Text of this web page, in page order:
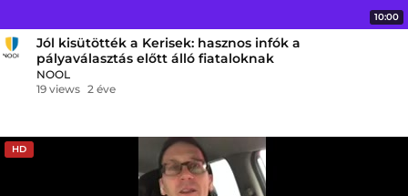
10:00
Jól kisütötték a Kerisek: hasznos infók a
pályaválasztás előtt álló fiataloknak
NOOL
19 views 2 éve
HD